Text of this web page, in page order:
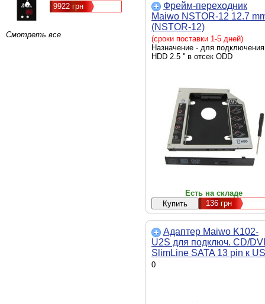
9922 грн
Смотреть все
Фрейм-переходник
Maiwo NSTOR-12 12.7
(NSTOR-12)
(сроки поставки 1-5 дней)
Назначение - для подключения
HDD 2.5 '' в отсек ODD
Есть на складе
136грн
Адаптер Maiwo K102-
U2S для подключ. CD/
SlimLine SATA 13 pin к
2.0 пластик, черн
0